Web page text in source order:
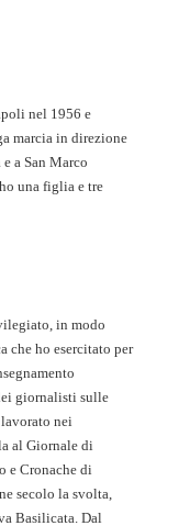
nel 1956 e
marcia in direzione
a San Marco
una figlia e tre
in modo
che ho esercitato per
giornalisti sulle
nei
al Giornale di
e Cronache di
secolo la svolta,
Basilicata. Dal